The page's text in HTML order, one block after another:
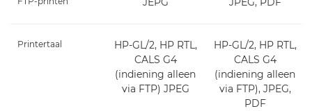
Printertaal
HP-GL/2, HP RTL,
CALS G4
(indiening alleen
via FTP) JPEG
HP-GL/2, HP RTL,
CALS G4
(indiening alleen
via FTP), JPEG,
PDF